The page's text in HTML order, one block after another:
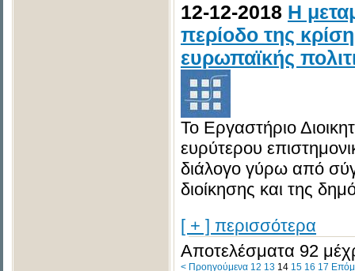
12-12-2018 H
περίοδο της
ευρωπαϊκής
Το Εργαστήριο
ευρύτερου
διάλογο γύρω από
διοίκησης και της
[ + ] περισσότερα
Αποτελέσματα 92
< Προηγούμενα 12 13 14 15 16 17